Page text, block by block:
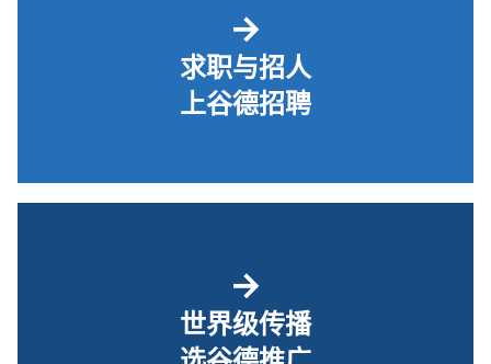
→
求职与招人
上谷德招聘
→
世界级传播